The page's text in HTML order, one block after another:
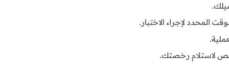
المحدد لإجراء الاختبار.
لاستلام رخصتك.